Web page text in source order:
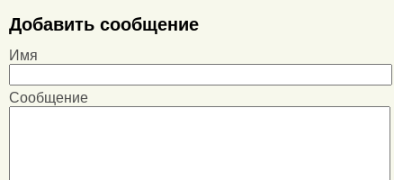
Добавить сообщение
Имя
Сообщение